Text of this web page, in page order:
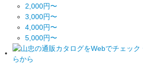
2,000円〜
3,000円〜
4,000円〜
5,000円〜